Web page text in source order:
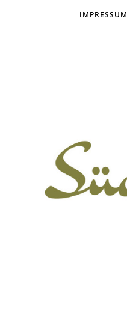
IMPRESSUM